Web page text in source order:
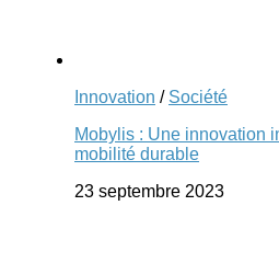
Innovation / Société
Mobylis : Une innovation
mobilité durable
23 septembre 2023